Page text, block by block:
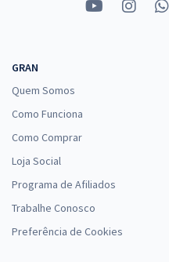
GRAN
Quem Somos
Como Funciona
Como Comprar
Loja Social
Programa de Afiliados
Trabalhe Conosco
Preferência de Cookies